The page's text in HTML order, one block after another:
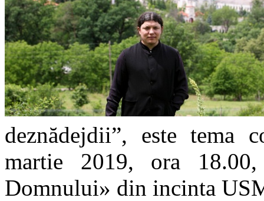
deznădejdii”, este tema
martie 2019, ora
Domnului» din incinta